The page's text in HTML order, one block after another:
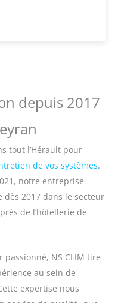
depuis 2017
tout l’Hérault pour
de vos systèmes.
notre entreprise
dès 2017 dans le secteur
de l’hôtellerie de
NS CLIM tire
au sein de
expertise nous